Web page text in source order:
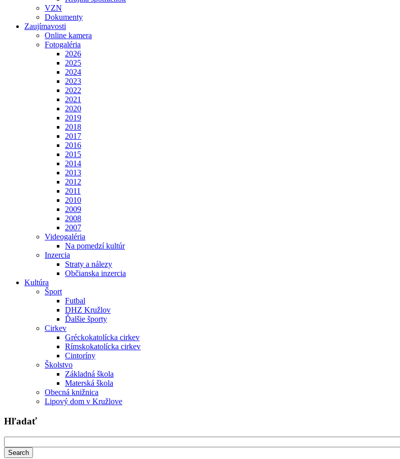
VZN
Dokumenty
Zaujímavosti
Online kamera
Fotogaléria
2026
2025
2024
2023
2022
2021
2020
2019
2018
2017
2016
2015
2014
2013
2012
2011
2010
2009
2008
2007
Videogaléria
Na pomedzí kultúr
Inzercia
Straty a nálezy
Občianska inzercia
Kultúra
Šport
Futbal
DHZ Kružlov
Ďalšie športy
Cirkev
Gréckokatolícka cirkev
Rímskokatolícka cirkev
Cintoríny
Školstvo
Základná škola
Materská škola
Obecná knižnica
Lipový dom v Kružlove
Hľadať